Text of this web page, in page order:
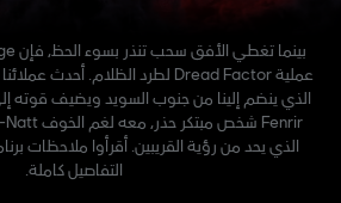
الذي يحد من رؤية القريبين. أقرأوا ملاحظات
التفاصيل كاملة.